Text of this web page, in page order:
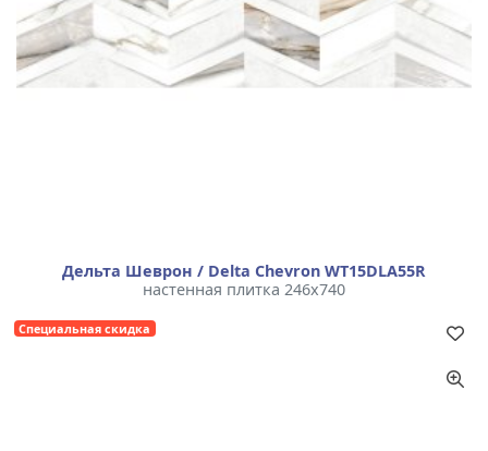
Дельта Шеврон / Delta Chevron WT15DLA55R
настенная плитка 246x740
Специальная скидка